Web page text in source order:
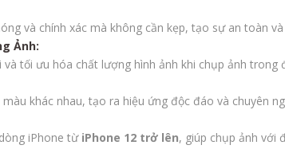
và chính xác mà không cần kẹp, tạo sự an toàn
Ảnh:
tối ưu hóa chất lượng hình ảnh khi chụp ảnh trong
khác nhau, tạo ra hiệu ứng độc đáo và chuyên
iPhone từ iPhone 12 trở lên, giúp chụp ảnh với